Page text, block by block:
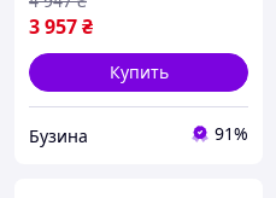
3 957₴
Купить
Бузина 91%